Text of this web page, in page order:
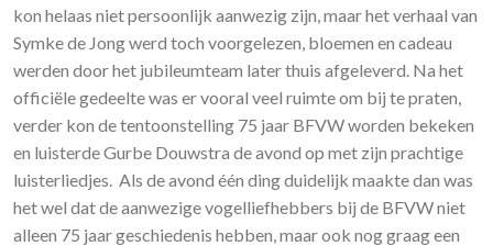
kon helaas niet persoonlijk aanwezig zijn, maar het verhaal van
Symke de Jong werd toch voorgelezen, bloemen en cadeau
werden door het jubileumteam later thuis afgeleverd. Na het
officiële gedeelte was er vooral veel ruimte om bij te praten,
verder kon de tentoonstelling 75 jaar BFVW worden bekeken
en luisterde Gurbe Douwstra de avond op met zijn prachtige
luisterliedjes. Als de avond één ding duidelijk maakte dan was
het wel dat de aanwezige vogelliefhebbers bij de BFVW niet
alleen 75 jaar geschiedenis hebben, maar ook nog graag een